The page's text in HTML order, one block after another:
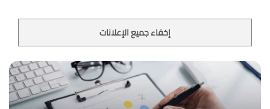
إخفاء جميع الإعلانات